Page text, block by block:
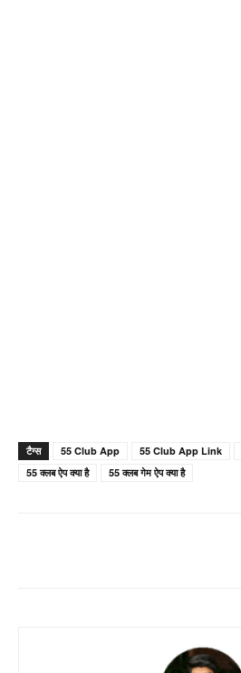
टैग्स 55 Club App 55 Club App Link
55 क्लब ऐप क्या है
55 क्लब गेम ऐप क्या है